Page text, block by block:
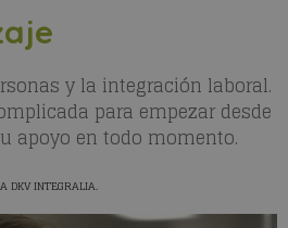
y la integración laboral.
para empezar desde
apoyo en todo momento.
DKV INTEGRALIA.